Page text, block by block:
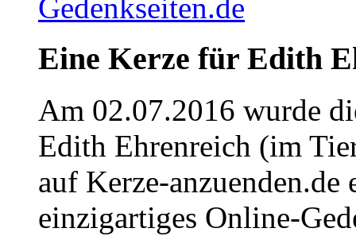
Eine Kerze für Edith
Am 02.07.2016 wurde
Edith Ehrenreich (im
auf Kerze-
einzigartiges Online-